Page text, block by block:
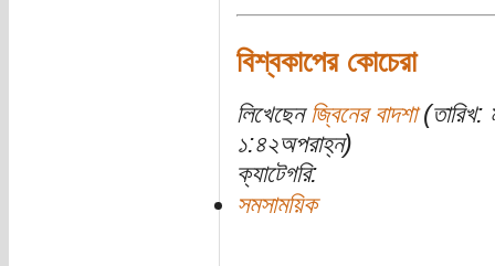
বিশ্বকাপের কোচেরা
লিখেছেনজ্বিনের বাদশা(তারিখ:
১:৪২অপরাহ্ন)
ক্যাটেগরি:
সমসাময়িক